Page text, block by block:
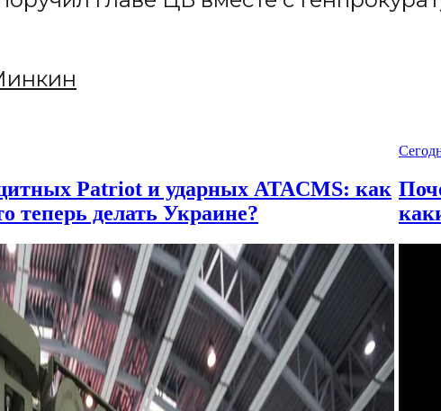
Patriot и ударных ATACMS: как
теперь делать Украине?